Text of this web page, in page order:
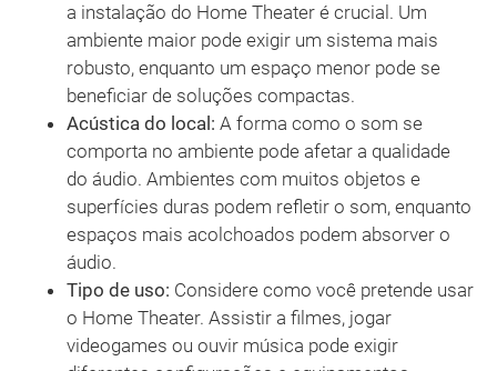
a instalação do Home Theater é crucial. Um
ambiente maior pode exigir um sistema mais
robusto, enquanto um espaço menor pode se
beneficiar de soluções compactas.
Acústica do local: A forma como o som se
comporta no ambiente pode afetar a qualidade
do áudio. Ambientes com muitos objetos e
superfícies duras podem refletir o som, enquanto
espaços mais acolchoados podem absorver o
áudio.
Tipo de uso: Considere como você pretende usar
o Home Theater. Assistir a filmes, jogar
videogames ou ouvir música pode exigir